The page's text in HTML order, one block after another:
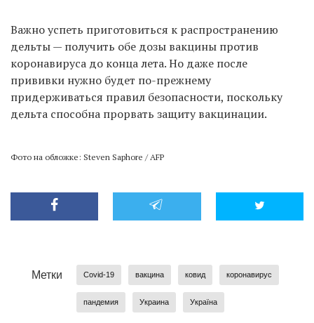
Важно успеть приготовиться к распространению
дельты — получить обе дозы вакцины против
коронавируса до конца лета. Но даже после
прививки нужно будет по-прежнему
придерживаться правил безопасности, поскольку
дельта способна прорвать защиту вакцинации.
Фото на обложке: Steven Saphore / AFP
Метки Covid-19 вакцина ковид коронавирус
пандемия Украина Україна